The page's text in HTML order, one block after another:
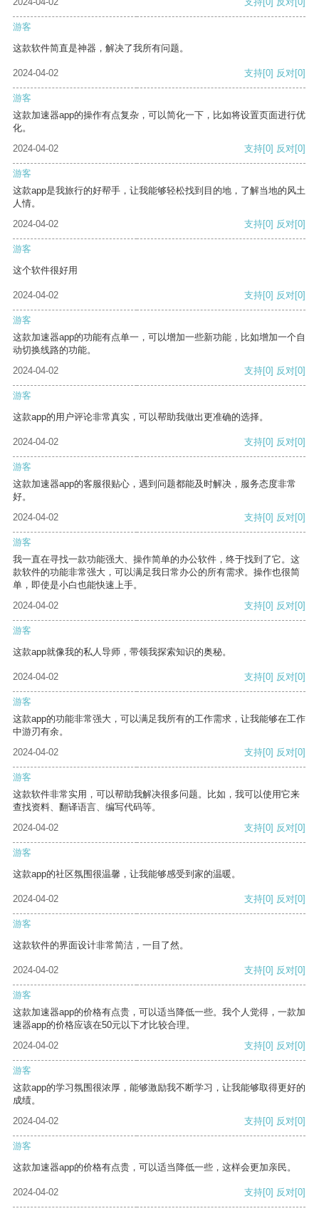
游客
这款软件简直是神器，解决了我所有问题。
2024-04-02 支持[0] 反对[0]
游客
这款加速器app的操作有点复杂，可以简化一下，比如将设置页面进行优
化。
2024-04-02
支持[0] 反对[0]
游客
这款app是我旅行的好帮手，让我能够轻松找到目的地，了解当地的风土
人情。
2024-04-02
支持[0] 反对[0]
游客
这个软件很好用
2024-04-02 支持[0] 反对[0]
游客
这款加速器app的功能有点单一，可以增加一些新功能，比如增加一个自
动切换线路的功能。
2024-04-02
支持[0] 反对[0]
游客
这款app的用户评论非常真实，可以帮助我做出更准确的选择。
2024-04-02 支持[0] 反对[0]
游客
这款加速器app的客服很贴心，遇到问题都能及时解决，服务态度非常
好。
2024-04-02
支持[0] 反对[0]
游客
我一直在寻找一款功能强大、操作简单的办公软件，终于找到了它。这
款软件的功能非常强大，可以满足我日常办公的所有需求。操作也很简
单，即使是小白也能快速上手。
2024-04-02
支持[0] 反对[0]
游客
这款app就像我的私人导师，带领我探索知识的奥秘。
2024-04-02 支持[0] 反对[0]
游客
这款app的功能非常强大，可以满足我所有的工作需求，让我能够在工作
中游刃有余。
2024-04-02
支持[0] 反对[0]
游客
这款软件非常实用，可以帮助我解决很多问题。比如，我可以使用它来
查找资料、翻译语言、编写代码等。
2024-04-02
支持[0] 反对[0]
游客
这款app的社区氛围很温馨，让我能够感受到家的温暖。
2024-04-02 支持[0] 反对[0]
游客
这款软件的界面设计非常简洁，一目了然。
2024-04-02 支持[0] 反对[0]
游客
这款加速器app的价格有点贵，可以适当降低一些。我个人觉得，一款加
速器app的价格应该在50元以下才比较合理。
2024-04-02
支持[0] 反对[0]
游客
这款app的学习氛围很浓厚，能够激励我不断学习，让我能够取得更好的
成绩。
2024-04-02
支持[0] 反对[0]
游客
这款加速器app的价格有点贵，可以适当降低一些，这样会更加亲民。
2024-04-02 支持[0] 反对[0]